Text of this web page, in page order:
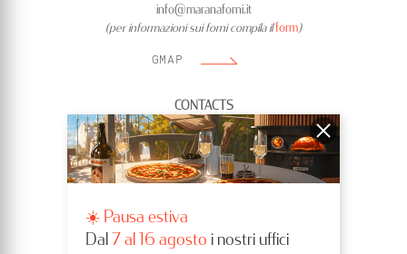
info@maranaforni.it
(per informazioni sui forni compila ilform)
GMAP
CONTACTS
Tel.+39 0456704503
SCRIVICI
☀️ Pausa estiva
Dal 7 al 16 agosto i nostri uffici